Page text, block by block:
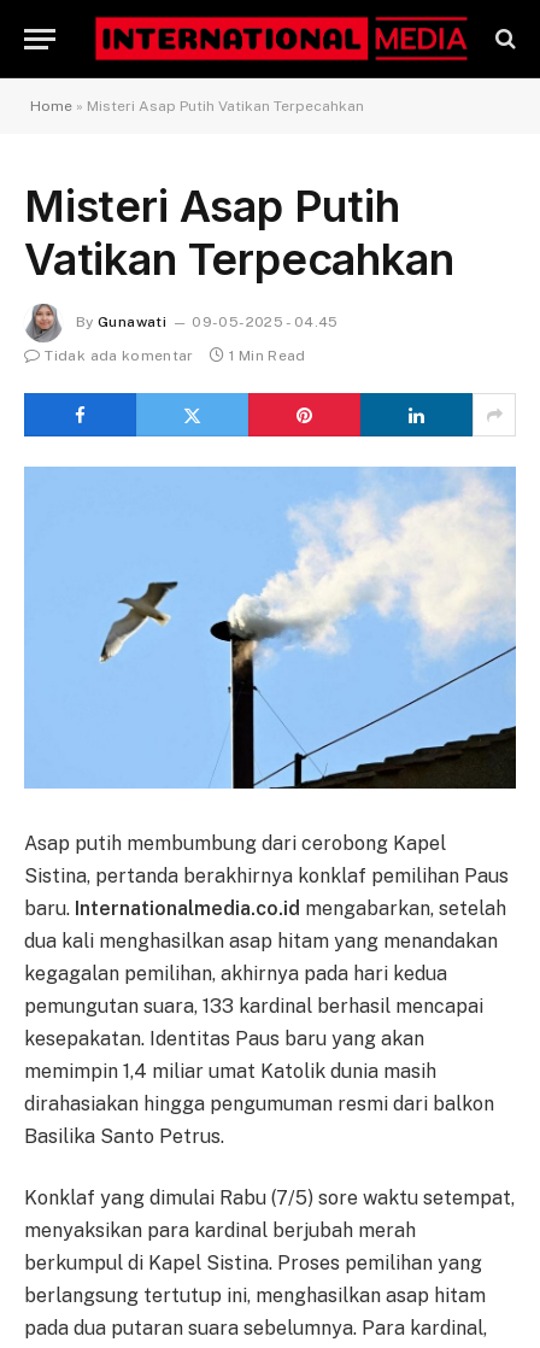
Home » Misteri Asap Putih Vatikan Terpecahkan
Misteri Asap Putih
Vatikan Terpecahkan
By Gunawati
09-05-2025 - 04.45
Tidak ada komentar
1 Min Read
Asap putih membumbung dari cerobong Kapel
Sistina, pertanda berakhirnya konklaf pemilihan Paus
baru. Internationalmedia.co.id mengabarkan, setelah
dua kali menghasilkan asap hitam yang menandakan
kegagalan pemilihan, akhirnya pada hari kedua
pemungutan suara, 133 kardinal berhasil mencapai
kesepakatan. Identitas Paus baru yang akan
memimpin 1,4 miliar umat Katolik dunia masih
dirahasiakan hingga pengumuman resmi dari balkon
Basilika Santo Petrus.
Konklaf yang dimulai Rabu (7/5) sore waktu setempat,
menyaksikan para kardinal berjubah merah
berkumpul di Kapel Sistina. Proses pemilihan yang
berlangsung tertutup ini, menghasilkan asap hitam
pada dua putaran suara sebelumnya. Para kardinal,